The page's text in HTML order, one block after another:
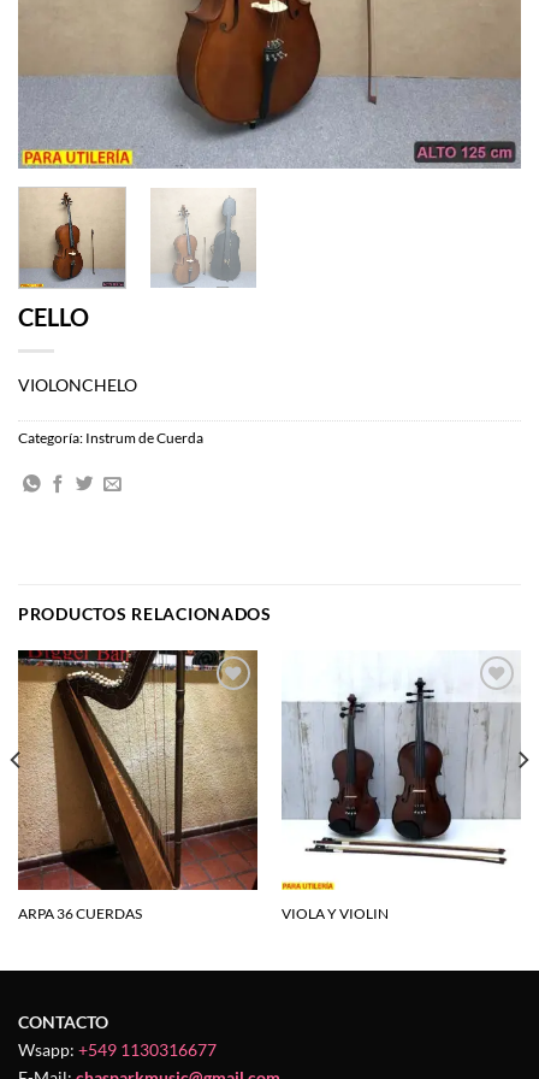
CELLO
VIOLONCHELO
Categoría: Instrum de Cuerda
PRODUCTOS RELACIONADOS
Agregar
a la
lista de
deseos
ARPA 36 CUERDAS
Agregar
a la
lista de
deseos
VIOLA Y VIOLIN
CONTACTO
Wsapp: +549 1130316677